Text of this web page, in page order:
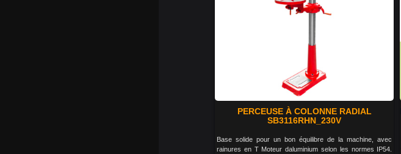
PERCEUSE À COLONNE RADIAL
SB3116RHN_230V
Base solide pour un bon équilibre de la machine, avec
rainures en T Moteur daluminium selon les normes IP54.